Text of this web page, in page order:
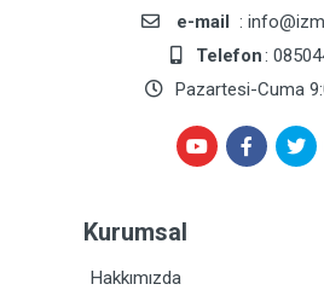
e-mail :
Telefon:
Pazartesi-Cuma
Kurumsal
Hakkımızda